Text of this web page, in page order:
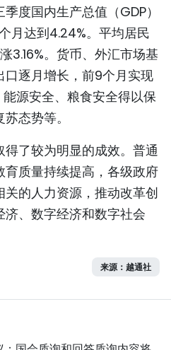
度国内生产总值（GDP）
月达到4.24%。平均居民
3.16%。货币、外汇市场基
逐月增长，前9个月实现
源安全、粮食安全得以保
态势等。
了较为明显的成效。普通
质量持续提高，各级政府
的人力资源，推动改革创
、数字经济和数字社会
来源：越通社